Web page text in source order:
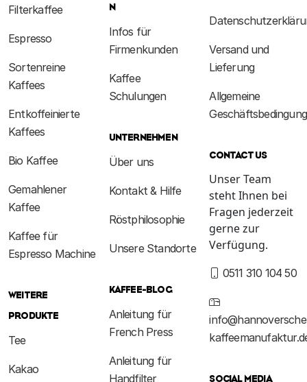
Filterkaffee
Espresso
Sortenreine
Kaffees
Entkoffeinierte
Kaffees
Bio Kaffee
Gemahlener
Kaffee
Kaffee für
Espresso Machine
WEITERE
PRODUKTE
Tee
Kakao
N
Infos für
Firmenkunden
Kaffee
Schulungen
UNTERNEHMEN
Über uns
Kontakt & Hilfe
Röstphilosophie
Unsere Standorte
KAFFEE-BLOG
Anleitung für
French Press
Anleitung für
Handfilter
Versand und
Lieferung
Allgemeine
CONTACT US
Unser Team
steht Ihnen bei
Fragen jederzeit
gerne zur
Verfügung.
0511 310 104 50
SOCIAL MEDIA